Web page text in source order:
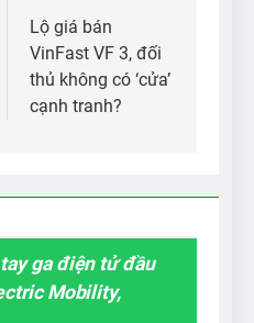
Lộ giá bán
VinFast VF 3, đối
thủ không có ‘cửa’
cạnh tranh?
ga điện tử đầu
Mobility,